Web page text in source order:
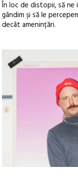
În loc de distopii, să
gândim și să le
decât amenințări.